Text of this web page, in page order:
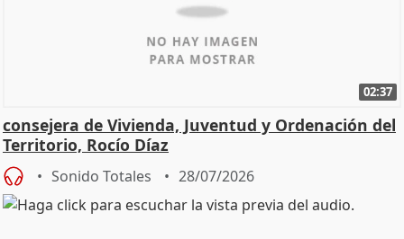
02:37
consejera de Vivienda, Juventud y Ordenación del
Territorio, Rocío Díaz
Sonido Totales 28/07/2026